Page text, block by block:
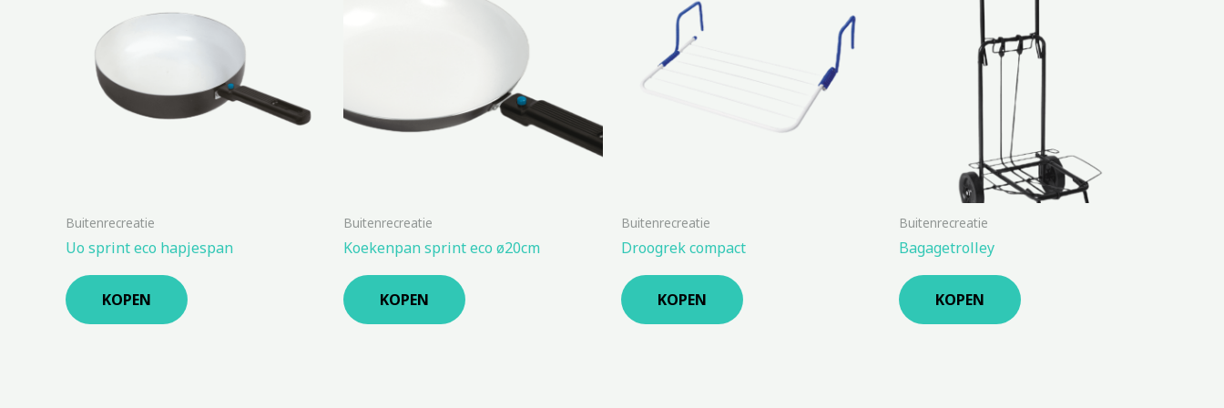
Buitenrecreatie
Uo sprint eco hapjespan
KOPEN
Buitenrecreatie
Koekenpan sprint eco ø20cm
KOPEN
Buitenrecreatie
Droogrek compact
KOPEN
Buitenrecreatie
Bagagetrolley
KOPEN